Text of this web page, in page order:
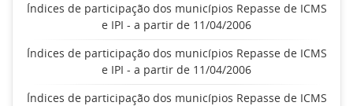
Índices de participação dos municípios Repasse de ICMS
e IPI - a partir de 11/04/2006
Índices de participação dos municípios Repasse de ICMS
e IPI - a partir de 11/04/2006
Índices de participação dos municípios Repasse de ICMS